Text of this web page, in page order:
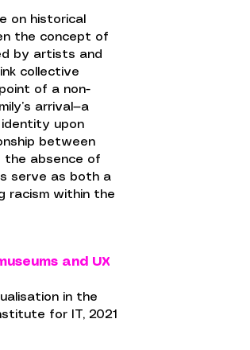
on historical
the concept of
by artists and
collective
of a non-
arrival—a
upon
between
the absence of
serve as both a
racism within the
and UX
in the
for IT, 2021